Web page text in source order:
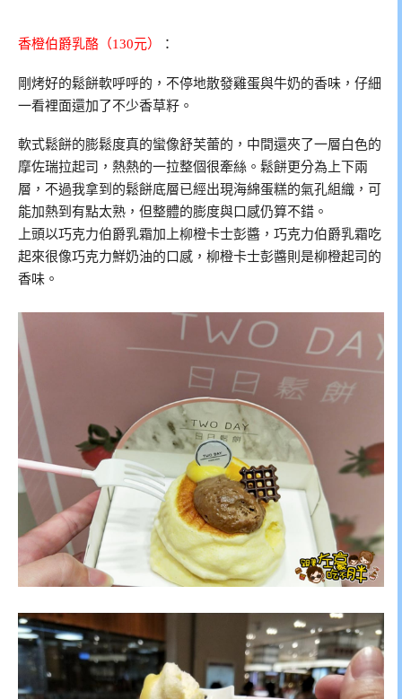
香橙伯爵乳酪（130元） ：
剛烤好的鬆餅軟呼呼的，不停地散發雞蛋與牛奶的香味，仔細
一看裡面還加了不少香草籽。
軟式鬆餅的膨鬆度真的蠻像舒芙蕾的，中間還夾了一層白色的
摩佐瑞拉起司，熱熱的一拉整個很牽絲。鬆餅更分為上下兩
層，不過我拿到的鬆餅底層已經出現海綿蛋糕的氣孔組織，可
能加熱到有點太熟，但整體的膨度與口感仍算不錯。
上頭以巧克力伯爵乳霜加上柳橙卡士彭醬，巧克力伯爵乳霜吃
起來很像巧克力鮮奶油的口感，柳橙卡士彭醬則是柳橙起司的
香味。